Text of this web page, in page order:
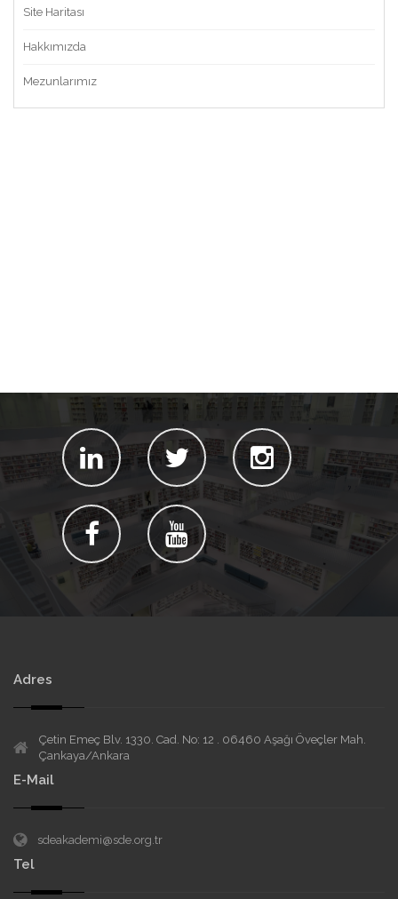
Site Haritası
Hakkımızda
Mezunlarımız
Adres
Çetin Emeç Blv. 1330. Cad. No: 12 . 06460 Aşağı Öveçler Mah.
Çankaya/Ankara
E-Mail
sdeakademi@sde.org.tr
Tel